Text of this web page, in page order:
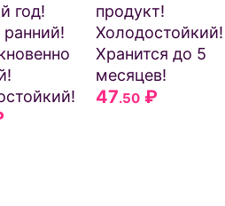
год!
продукт!
Холодостойкий!
Хранится до 5
месяцев!
47.50₽